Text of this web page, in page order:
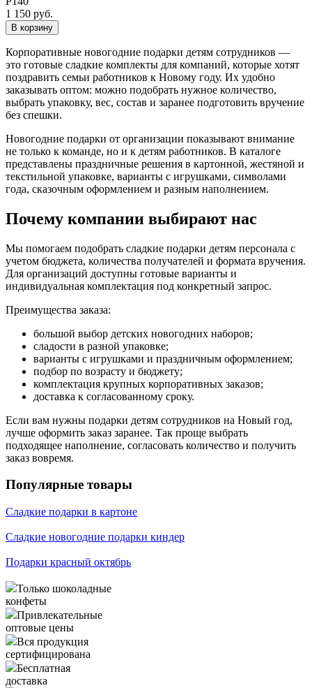
1 150 руб.
В корзину
Корпоративные новогодние подарки детям сотрудников —
это готовые сладкие комплекты для компаний, которые хотят
поздравить семьи работников к Новому году. Их удобно
заказывать оптом: можно подобрать нужное количество,
выбрать упаковку, вес, состав и заранее подготовить вручение
без спешки.
Новогодние подарки от организации показывают внимание
не только к команде, но и к детям работников. В каталоге
представлены праздничные решения в картонной, жестяной и
текстильной упаковке, варианты с игрушками, символами
года, сказочным оформлением и разным наполнением.
Почему компании выбирают наc
Мы помогаем подобрать сладкие подарки детям персонала с
учетом бюджета, количества получателей и формата вручения.
Для организаций доступны готовые варианты и
индивидуальная комплектация под конкретный запрос.
Преимущества заказа:
большой выбор детских новогодних наборов;
сладости в разной упаковке;
варианты с игрушками и праздничным оформлением;
подбор по возрасту и бюджету;
комплектация крупных корпоративных заказов;
доставка к согласованному сроку.
Если вам нужны подарки детям сотрудников на Новый год,
лучше оформить заказ заранее. Так проще выбрать
подходящее наполнение, согласовать количество и получить
заказ вовремя.
Популярные товары
Сладкие подарки в картоне
Сладкие новогодние подарки киндер
Подарки красный октябрь
Только шоколадные
конфеты
Привлекательные
оптовые цены
Вся продукция
сертифицирована
Бесплатная
доставка